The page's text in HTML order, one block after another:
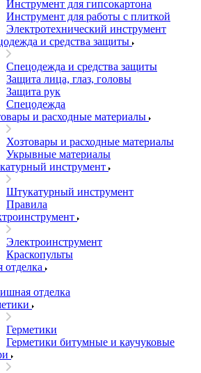
Инструмент для гипсокартона
Инструмент для работы с плиткой
Электротехнический инструмент
и средства защиты
Спецодежда и средства защиты
Защита лица, глаз, головы
Защита рук
Спецодежда
и расходные материалы
Хозтовары и расходные материалы
Укрывные материалы
инструмент
Штукатурный инструмент
Правила
Электроинструмент
Краскопульты
отделка
Герметики
Герметики битумные и каучуковые